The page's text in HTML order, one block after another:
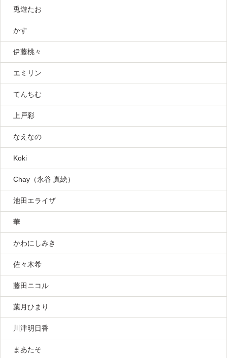
兎遊たお
かす
伊藤桃々
エミリン
てんちむ
上戸彩
なえなの
Koki
Chay（永谷 真絵）
池田エライザ
華
かわにしみき
佐々木希
藤田ニコル
葉月ひまり
川津明日香
まあたそ